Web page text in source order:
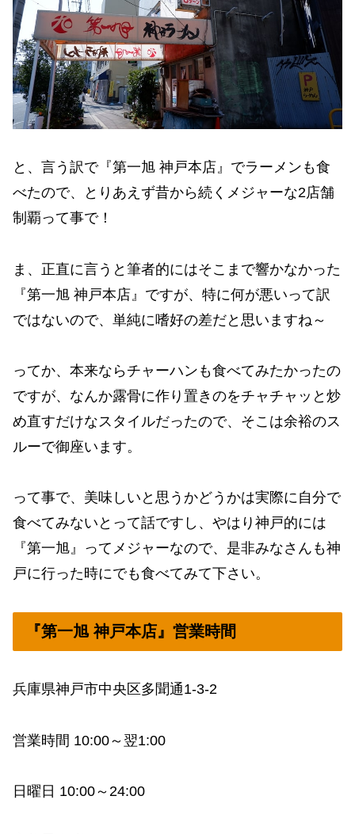
と、言う訳で『第一旭 神戸本店』でラーメンも食
べたので、とりあえず昔から続くメジャーな2店舗
制覇って事で！
ま、正直に言うと筆者的にはそこまで響かなかった
『第一旭 神戸本店』ですが、特に何が悪いって訳
ではないので、単純に嗜好の差だと思いますね～
ってか、本来ならチャーハンも食べてみたかったの
ですが、なんか露骨に作り置きのをチャチャッと炒
め直すだけなスタイルだったので、そこは余裕のス
ルーで御座います。
って事で、美味しいと思うかどうかは実際に自分で
食べてみないとって話ですし、やはり神戸的には
『第一旭』ってメジャーなので、是非みなさんも神
戸に行った時にでも食べてみて下さい。
『第一旭 神戸本店』営業時間
兵庫県神戸市中央区多聞通1-3-2
営業時間 10:00～翌1:00
日曜日 10:00～24:00